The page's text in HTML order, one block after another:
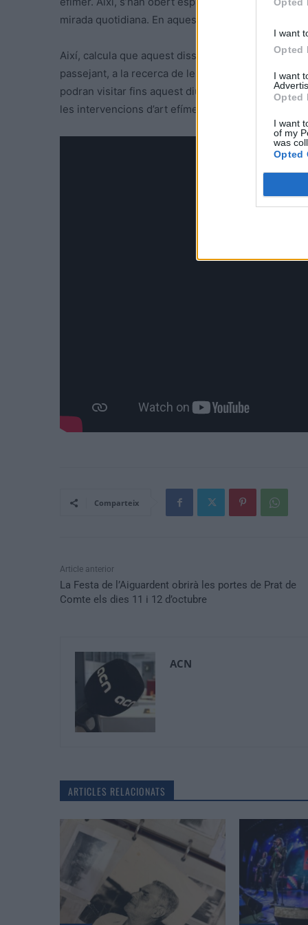
I want
Opted
I want
Opted
I want
of my
was
Opted
mirada quotidiana. En aquesta edició, l’organització
Així, calcula que aquest dissabte -un dels dies
passejant, a la recerca de les obres que inunden
podran visitar fins aquest diumenge a dos quarts
les intervencions d’art efímer serà la natura.
Comparteix
Article anterior
La Festa de l’Aiguardent obrirà les portes de Prat de
Comte els dies 11 i 12 d’octubre
ACN
ARTICLES RELACIONATS